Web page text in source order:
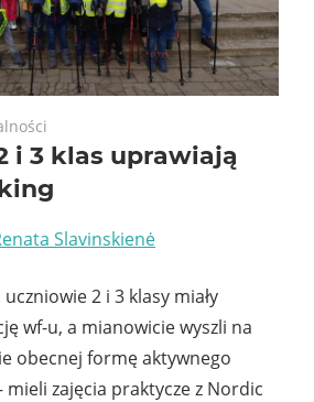
i 3 klas uprawiają
Slavinskienė
2 i 3 klasy miały
wf-u, a mianowicie wyszli na
obecnej formę aktywnego
mieli zajęcia praktycze z Nordic